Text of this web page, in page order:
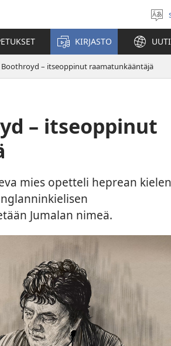
KIRJASTO
Boothroyd – itseoppinut raamatunkääntäjä
– itseoppinut
mies opetteli heprean
Jumalan nimeä.